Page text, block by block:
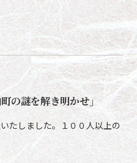
の謎を解き明かせ」
たしました。１００人以上の